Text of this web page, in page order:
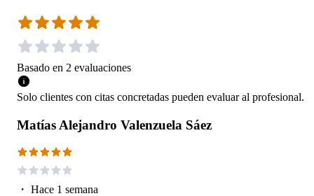
Basado en 2 evaluaciones
Solo clientes con citas concretadas pueden evaluar al profesional.
Matías Alejandro Valenzuela Sáez
・ Hace 1 semana